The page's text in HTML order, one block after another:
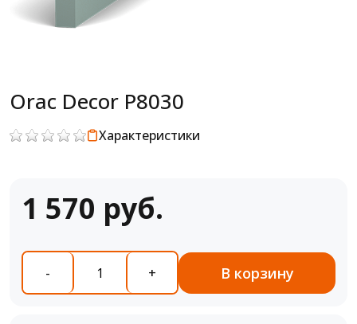
Orac Decor P8030
Характеристики
1 570 руб.
- + В корзину